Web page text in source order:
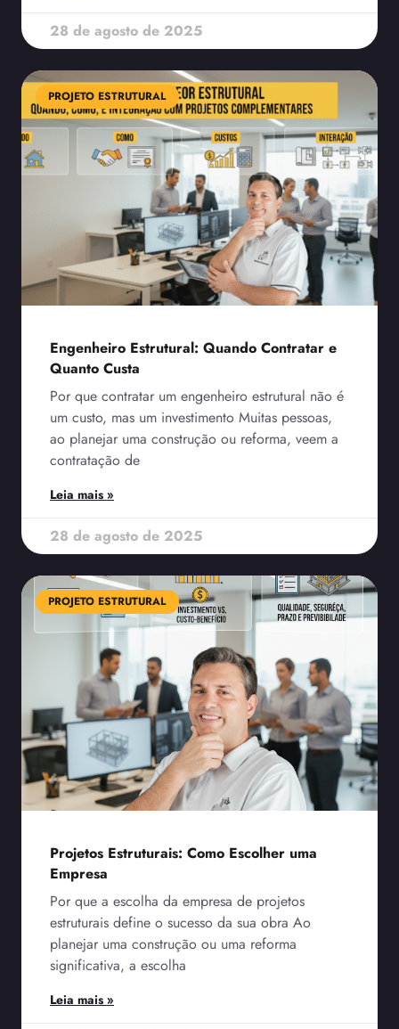
28 de agosto de 2025
PROJETO ESTRUTURAL
Engenheiro Estrutural: Quando Contratar e
Quanto Custa
Por que contratar um engenheiro estrutural não é
um custo, mas um investimento Muitas pessoas,
ao planejar uma construção ou reforma, veem a
contratação de
Leia mais »
28 de agosto de 2025
PROJETO ESTRUTURAL
Projetos Estruturais: Como Escolher uma
Empresa
Por que a escolha da empresa de projetos
estruturais define o sucesso da sua obra Ao
planejar uma construção ou uma reforma
significativa, a escolha
Leia mais »